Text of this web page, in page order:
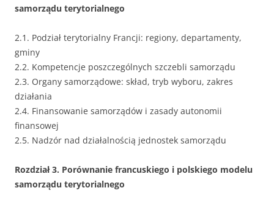
samorządu terytorialnego
2.1. Podział terytorialny Francji: regiony, departamenty,
gminy
2.2. Kompetencje poszczególnych szczebli samorządu
2.3. Organy samorządowe: skład, tryb wyboru, zakres
działania
2.4. Finansowanie samorządów i zasady autonomii
finansowej
2.5. Nadzór nad działalnością jednostek samorządu
Rozdział 3. Porównanie francuskiego i polskiego modelu
samorządu terytorialnego